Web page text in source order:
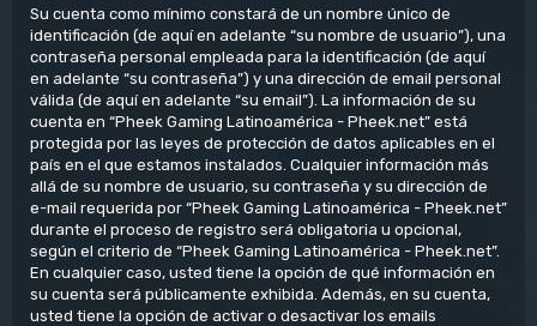
Su cuenta como mínimo constará de un nombre único de
identificación (de aquí en adelante “su nombre de usuario”), una
contraseña personal empleada para la identificación (de aquí
en adelante “su contraseña”) y una dirección de email personal
válida (de aquí en adelante “su email”). La información de su
cuenta en “Pheek Gaming Latinoamérica - Pheek.net” está
protegida por las leyes de protección de datos aplicables en el
país en el que estamos instalados. Cualquier información más
allá de su nombre de usuario, su contraseña y su dirección de
e-mail requerida por “Pheek Gaming Latinoamérica - Pheek.net”
durante el proceso de registro será obligatoria u opcional,
según el criterio de “Pheek Gaming Latinoamérica - Pheek.net”.
En cualquier caso, usted tiene la opción de qué información en
su cuenta será públicamente exhibida. Además, en su cuenta,
usted tiene la opción de activar o desactivar los emails